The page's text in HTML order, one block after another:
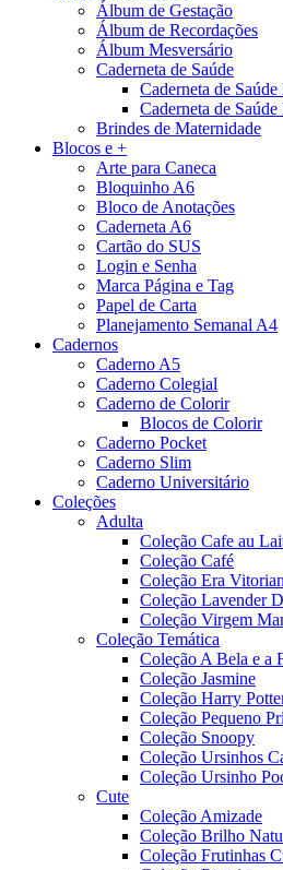
Álbum de Gestação
Álbum de Recordações
Álbum Mesversário
Caderneta de Saúde
Caderneta de
Caderneta de
Brindes de Maternidade
Blocos e +
Arte para Caneca
Bloquinho A6
Bloco de Anotações
Caderneta A6
Cartão do SUS
Login e Senha
Marca Página e Tag
Papel de Carta
Planejamento Semanal A4
Cadernos
Caderno A5
Caderno Colegial
Caderno de Colorir
Blocos de Colorir
Caderno Pocket
Caderno Slim
Caderno Universitário
Coleções
Adulta
Coleção Cafe au
Coleção Café
Coleção Era
Coleção Lavender
Coleção Virgem
Coleção Temática
Coleção A Bela e a
Coleção Jasmine
Coleção Harry
Coleção Pequeno
Coleção Snoopy
Coleção Ursinhos
Coleção Ursinho
Cute
Coleção Amizade
Coleção Brilho
Coleção Frutinhas